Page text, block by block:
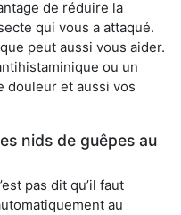
de réduire la
qui vous a attaqué.
peut aussi vous aider.
ou un
douleur et aussi vos
nids de guêpes au
pas dit qu’il faut
au